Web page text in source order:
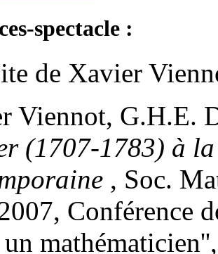
spectacle :
de Xavier
Viennot, G.H.E.
(1707-1783) à
, Soc.
Conférence